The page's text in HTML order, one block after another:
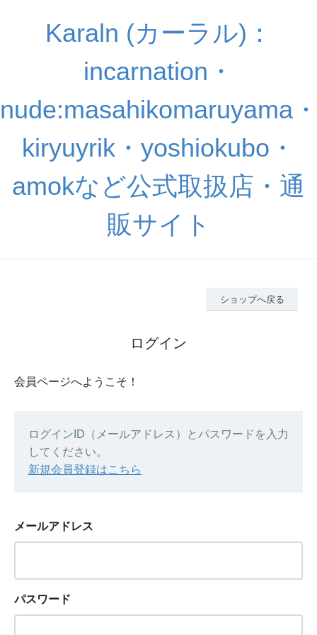
Karaln (カーラル)：
incarnation・
nude:masahikomaruyama
kiryuyrik・yoshiokubo・
amokなど公式取扱店・通
販サイト
ショップへ戻る
ログイン
会員ページへようこそ！
ログインID（メールアドレス）とパスワードを入力
してください。
新規会員登録はこちら
メールアドレス
パスワード